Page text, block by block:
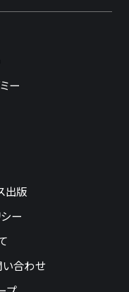
ー
出版
ー
合わせ